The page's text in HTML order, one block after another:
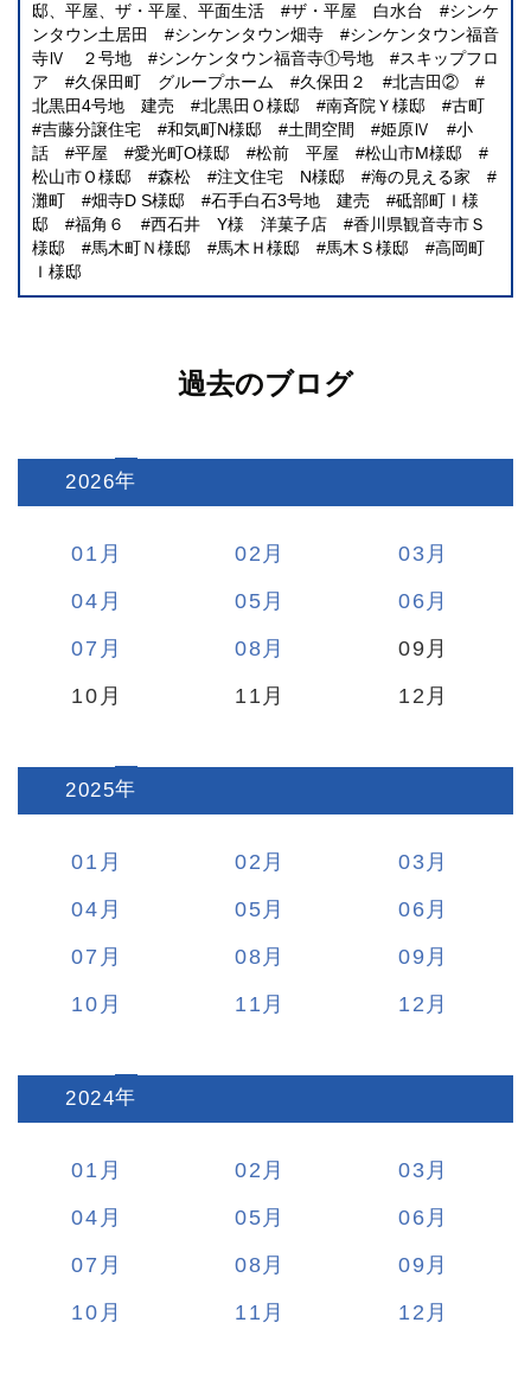
邸、平屋、ザ・平屋、平面生活
ザ・平屋 白水台
シンケ
ンタウン土居田
シンケンタウン畑寺
シンケンタウン福音
寺Ⅳ ２号地
シンケンタウン福音寺①号地
スキップフロ
ア
久保田町 グループホーム 久保田２
北吉田②
北黒田4号地 建売
北黒田Ｏ様邸 南斉院Ｙ様邸
古町
吉藤分譲住宅
和気町N様邸 土間空間 姫原Ⅳ
小
話
平屋 愛光町O様邸 松前 平屋
松山市M様邸
松山市Ｏ様邸
森松 注文住宅 N様邸
海の見える家
灘町
畑寺D S様邸 石手白石3号地 建売
砥部町Ｉ様
邸
福角６ 西石井 Y様 洋菓子店
香川県観音寺市Ｓ
様邸
馬木町Ｎ様邸 馬木Ｈ様邸 馬木Ｓ様邸
高岡町
Ｉ様邸
過去のブログ
2026:
01 02
03
04
05
06
07
08
09
10
11 12
2025:
01 02
03
04
05
06
07
08
09
10
11 12
2024:
01 02
03
04
05
06
07
08
09
10
11 12